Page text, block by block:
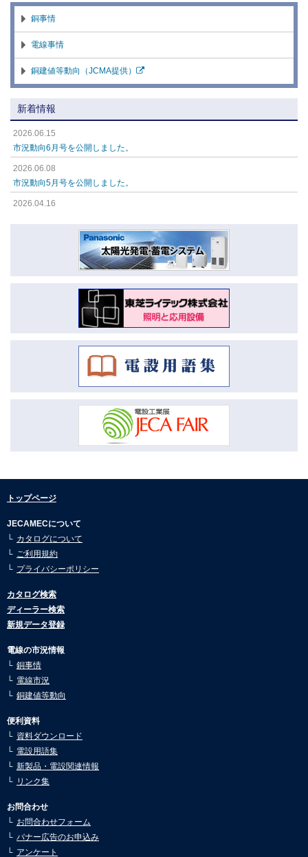
銅事情
電線事情
銅建値等動向（JCMA提供）
新着情報
2026.06.15
市況動向6月号を公開しました。
2026.06.08
市況動向5月号を公開しました。
2026.04.16
市況動向3月号を公開しました。
市況動向2月号を公開しました。
市況動向1月号を公開しました。
市況動向12月号を公開しました。
市況動向10月号を公開しました。
市況動向8月号を公開しました。
2025.07.30
市況動向7月号を公開しました。
2025.07.30
市況動向6月号を公開しました。
2025.05.26
市況動向5月号を公開しました。
2025.05.02
2025.03.10
2025.03.10
2024.12.24
市況動向12月号を公開しました。
市況動向11月号を公開しました。
2024.10.21
市況動向10月号を公開しました。
トップページ
JECAMECについて
カタログについて
ご利用規約
プライバシーポリシー
カタログ検索
ディーラー検索
新規データ登録
電線の市況情報
銅事情
電線市況
銅建値等動向
便利資料
資料ダウンロード
電設用語集
新製品・電設関連情報
リンク集
お問合わせ
お問合わせフォーム
バナー広告のお申込み
アンケート